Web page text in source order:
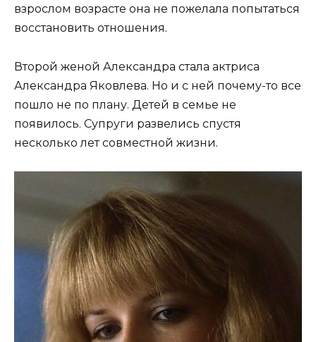
взрослом возрасте она не пожелала попытаться
восстановить отношения.
Второй женой Александра стала актриса
Александра Яковлева. Но и с ней почему-то все
пошло не по плану. Детей в семье не
появилось. Супруги развелись спустя
несколько лет совместной жизни.